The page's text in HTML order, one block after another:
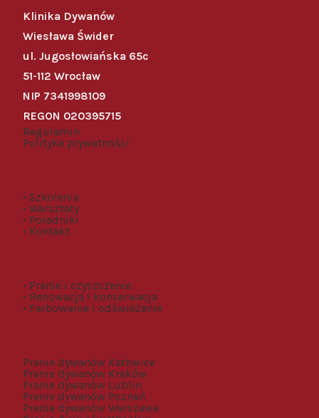
Klinika Dywanów
Wiesława Świder
ul. Jugosłowiańska 65c
51-112 Wrocław
NIP 7341998109
REGON 020395715
Regulamin
Polityka prywatności
• Szkolenia
• Warsztaty
• Poradniki
• Kontakt
• Pranie i czyszczenie
• Renowacja i konserwacja
• Farbowanie i odświeżanie
Pranie dywanów Katowice
Pranie dywanów Kraków
Pranie dywanów Lublin
Pranie dywanów Poznań
Pranie dywanów Warszawa